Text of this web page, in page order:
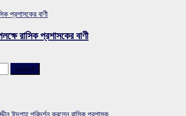
প্রশাসকের বাণী
রাসিক প্রশাসকের বাণী